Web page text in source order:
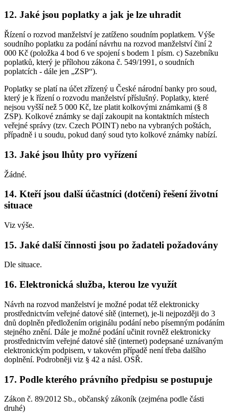
12. Jaké jsou poplatky a jak je lze uhradit
Řízení o rozvod manželství je zatíženo soudním poplatkem. Výše
soudního poplatku za podání návrhu na rozvod manželství činí 2
000 Kč (položka 4 bod 6 ve spojení s bodem 1 písm. c) Sazebníku
poplatků, který je přílohou zákona č. 549/1991, o soudních
poplatcích - dále jen „ZSP“).
Poplatky se platí na účet zřízený u České národní banky pro soud,
který je k řízení o rozvodu manželství příslušný. Poplatky, které
nejsou vyšší než 5 000 Kč, lze platit kolkovými známkami (§ 8
ZSP). Kolkové známky se dají zakoupit na kontaktních místech
veřejné správy (tzv. Czech POINT) nebo na vybraných poštách,
případně i u soudu, pokud daný soud tyto kolkové známky nabízí.
13. Jaké jsou lhůty pro vyřízení
Žádné.
14. Kteří jsou další účastníci (dotčení) řešení životní
situace
Viz výše.
15. Jaké další činnosti jsou po žadateli požadovány
Dle situace.
16. Elektronická služba, kterou lze využít
Návrh na rozvod manželství je možné podat též elektronicky
prostřednictvím veřejné datové sítě (internet), je-li nejpozději do 3
dnů doplněn předložením originálu podání nebo písemným podáním
stejného znění. Dále je možné podání učinit rovněž elektronicky
prostřednictvím veřejné datové sítě (internet) podepsané uznávaným
elektronickým podpisem, v takovém případě není třeba dalšího
doplnění. Podrobněji viz § 42 a násl. OSŘ.
17. Podle kterého právního předpisu se postupuje
Zákon č. 89/2012 Sb., občanský zákoník (zejména podle části
druhé)